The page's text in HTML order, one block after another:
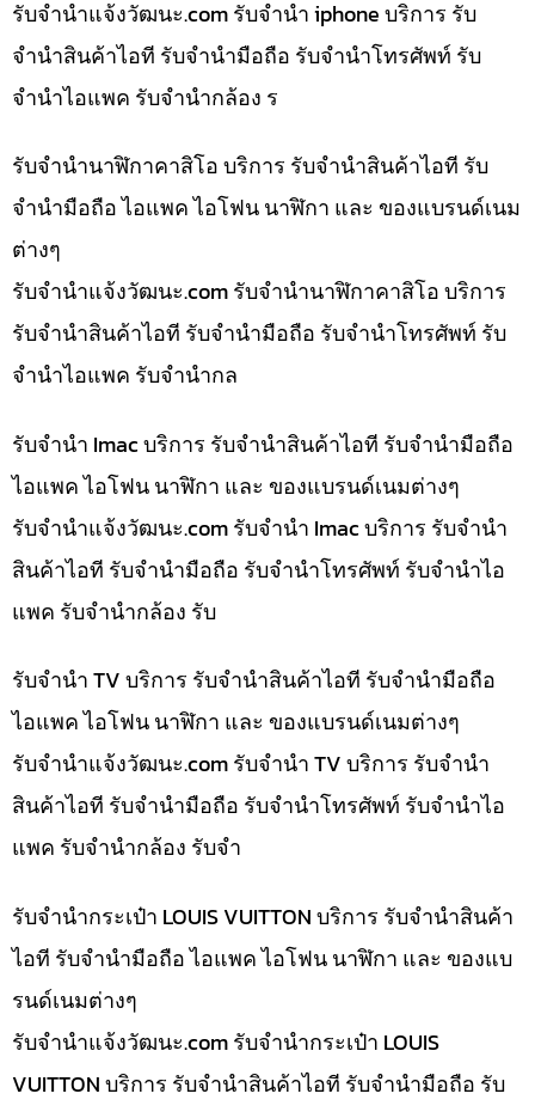
รับจํานําแจ้งวัฒนะ.com รับจำนำ iphone บริการ รับ
จำนำสินค้าไอที รับจำนำมือถือ รับจำนำโทรศัพท์ รับ
จำนำไอแพค รับจำนำกล้อง ร
รับจำนำนาฬิกาคาสิโอ บริการ รับจำนำสินค้าไอที รับ
จำนำมือถือ ไอแพค ไอโฟน นาฬิกา และ ของแบรนด์เนม
ต่างๆ
รับจํานําแจ้งวัฒนะ.com รับจำนำนาฬิกาคาสิโอ บริการ
รับจำนำสินค้าไอที รับจำนำมือถือ รับจำนำโทรศัพท์ รับ
จำนำไอแพค รับจำนำกล
รับจำนำ Imac บริการ รับจำนำสินค้าไอที รับจำนำมือถือ
ไอแพค ไอโฟน นาฬิกา และ ของแบรนด์เนมต่างๆ
รับจํานําแจ้งวัฒนะ.com รับจำนำ Imac บริการ รับจำนำ
สินค้าไอที รับจำนำมือถือ รับจำนำโทรศัพท์ รับจำนำไอ
แพค รับจำนำกล้อง รับ
รับจำนำ TV บริการ รับจำนำสินค้าไอที รับจำนำมือถือ
ไอแพค ไอโฟน นาฬิกา และ ของแบรนด์เนมต่างๆ
รับจํานําแจ้งวัฒนะ.com รับจำนำ TV บริการ รับจำนำ
สินค้าไอที รับจำนำมือถือ รับจำนำโทรศัพท์ รับจำนำไอ
แพค รับจำนำกล้อง รับจำ
รับจำนำกระเป๋า LOUIS VUITTON บริการ รับจำนำสินค้า
ไอที รับจำนำมือถือ ไอแพค ไอโฟน นาฬิกา และ ของแบ
รนด์เนมต่างๆ
รับจํานําแจ้งวัฒนะ.com รับจำนำกระเป๋า LOUIS
VUITTON บริการ รับจำนำสินค้าไอที รับจำนำมือถือ รับ